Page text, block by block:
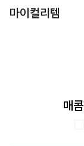
마이컬리템
매